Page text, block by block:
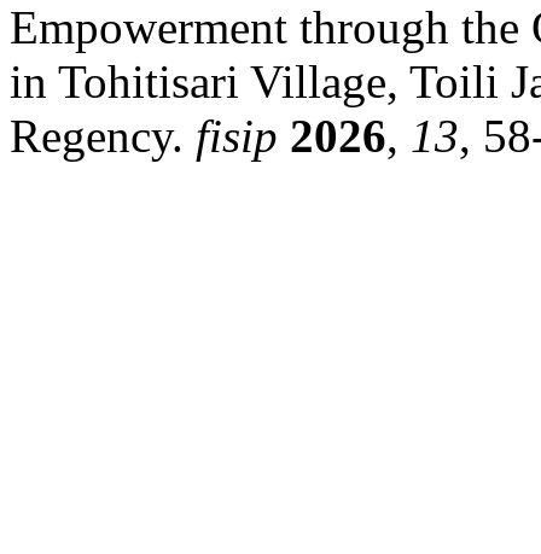
Empowerment through
in Tohitisari Village, Toili
Regency. fisip 2026, 13,